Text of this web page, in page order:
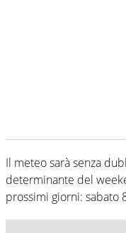
Il meteo sarà senza
determinante del
prossimi giorni: sabato